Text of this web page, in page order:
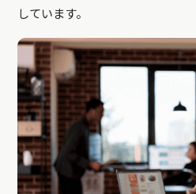
しています。